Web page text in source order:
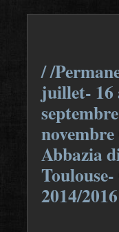
/ /
juillet- 16
Abbazia
2014/2016